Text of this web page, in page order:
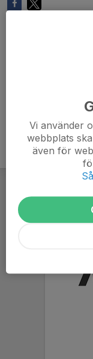
Vi använder
webbplats
även för